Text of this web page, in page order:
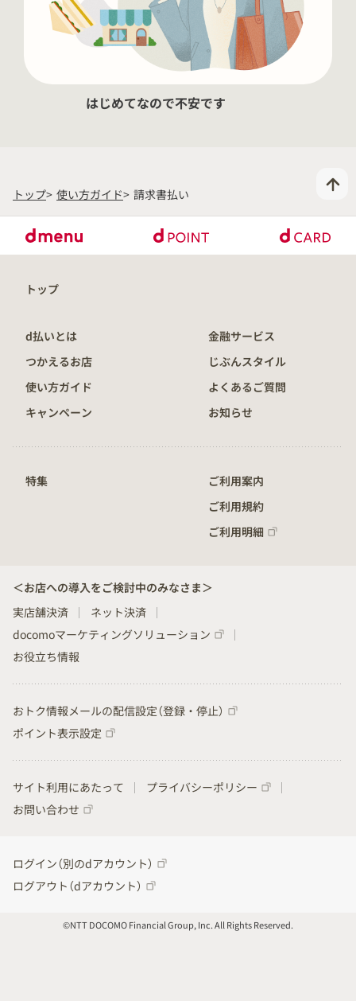
きせかえ
はじめてなので不安です
トップ 使い方ガイド 請求書払い
トップ
d払いとは
つかえるお店
使い方ガイド
キャンペーン
金融サービス
じぶんスタイル
よくあるご質問
お知らせ
特集
ご利用案内
ご利用規約
ご利用明細
＜お店への導入をご検討中のみなさま＞
実店舗決済
ネット決済
docomoマーケティングソリューション
お役立ち情報
おトク情報メールの配信設定（登録・停止）
ポイント表示設定
サイト利用にあたって
プライバシーポリシー
お問い合わせ
ログイン（別のdアカウント）
ログアウト（dアカウント）
©NTT DOCOMO Financial Group, Inc. All Rights Reserved.